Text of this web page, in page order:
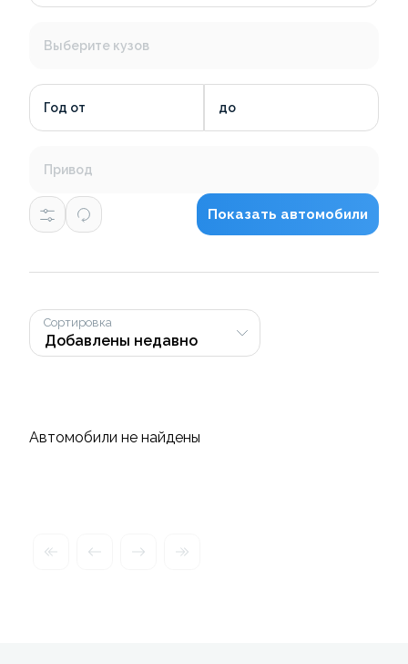
Выберите кузов
Год от до
Привод
Показать автомобили
Сортировка
Автомобили не найдены